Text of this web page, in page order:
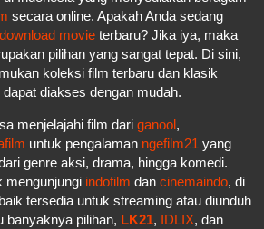
secara online. Apakah Anda sedang
download movie terbaru? Jika iya, maka
pilihan yang sangat tepat. Di sini,
koleksi film terbaru dan klasik
dapat diakses dengan mudah.
menjelajahi film dari ganool,
untuk pengalaman ngefilm21 yang
genre aksi, drama, hingga komedi.
mengunjungi indofilm dan cinemaindo, di
tersedia untuk streaming atau diunduh
banyaknya pilihan, LK21, IDLIX, dan